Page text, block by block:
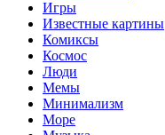
Игры
Известные картины
Комиксы
Космос
Люди
Мемы
Минимализм
Море